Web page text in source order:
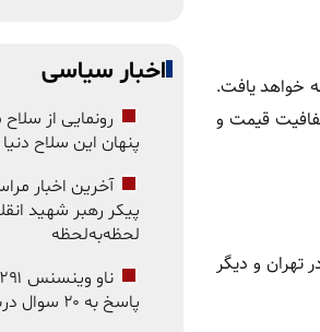
خواهد یافت.
قیمت و
وارد شده و عرضه در تهران و دیگر
اخبار سیاسی
رونمایی از سلاح
پنهان این سلاح
آخرین اخبار
پیکر رهبر شهید
لحظه‌به‌لحظه
پاسخ به ۲۰ سوال درباره پرواز ۶۵۵